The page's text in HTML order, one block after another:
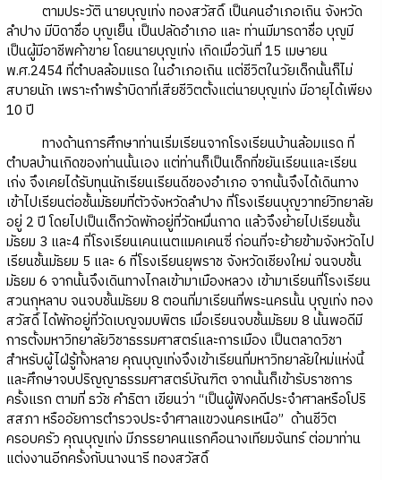
ตามประวัติ นายบุญเท่ง ทองสวัสดิ์ เป็นคนอำเภอเถิน จังหวัด
ลำปาง มีบิดาชื่อ บุญเย็น เป็นปลัดอำเภอ และ ท่านมีมารดาชื่อ บุญมี
เป็นผู้มีอาชีพค้าขาย โดยนายบุญเท่ง เกิดเมื่อวันที่ 15 เมษายน
พ.ศ.2454 ที่ตำบลล้อมแรด ในอำเภอเถิน แต่ชีวิตในวัยเด็กนั้นก็ไม่
สบายนัก เพราะกำพร้าบิดาที่เสียชีวิตตั้งแต่นายบุญเท่ง มีอายุได้เพียง
10 ปี
ทางด้านการศึกษาท่านเริ่มเรียนจากโรงเรียนบ้านล้อมแรด ที่
ตำบลบ้านเกิดของท่านนั้นเอง แต่ท่านก็เป็นเด็กที่ขยันเรียนและเรียน
เก่ง จึงเคยได้รับทุนนักเรียนเรียนดีของอำเภอ จากนั้นจึงได้เดินทาง
เข้าไปเรียนต่อชั้นมัธยมที่ตัวจังหวัดลำปาง ที่โรงเรียนบุญวาทย์วิทยาลัย
อยู่ 2 ปี โดยไปเป็นเด็กวัดพักอยู่ที่วัดหมื่นกาด แล้วจึงย้ายไปเรียนชั้น
มัธยม 3 และ4 ที่โรงเรียนเคนเนตแมคเคนซี่ ก่อนที่จะย้ายข้ามจังหวัดไป
เรียนชั้นมัธยม 5 และ 6 ที่โรงเรียนยุพราช จังหวัดเชียงใหม่ จนจบชั้น
มัธยม 6 จากนั้นจึงเดินทางไกลเข้ามาเมืองหลวง เข้ามาเรียนที่โรงเรียน
สวนกุหลาบ จนจบชั้นมัธยม 8 ตอนที่มาเรียนที่พระนครนั้น บุญเท่ง ทอง
สวัสดิ์ ได้พักอยู่ที่วัดเบญจมบพิตร เมื่อเรียนจบชั้นมัธยม 8 นั้นพอดีมี
การตั้งมหาวิทยาลัยวิชาธรรมศาสตร์และการเมือง เป็นตลาดวิชา
สำหรับผู้ไฝ่รู้ทั้งหลาย คุณบุญเท่งจึงเข้าเรียนที่มหาวิทยาลัยใหม่แห่งนี้
และศึกษาจบปริญญาธรรมศาสตร์บัณฑิต จากนั้นก็เข้ารับราชการ
ครั้งแรก ตามที่ ธวัช คำธิตา เขียนว่า “เป็นผู้ฟังคดีประจำศาลหรือโปริ
สสภา หรืออัยการตำรวจประจำศาลแขวงนครเหนือ” ด้านชีวิต
ครอบครัว คุณบุญเท่ง มีภรรยาคนแรกคือนางเทียมจันทร์ ต่อมาท่าน
แต่งงานอีกครั้งกับนางนารี ทองสวัสดิ์